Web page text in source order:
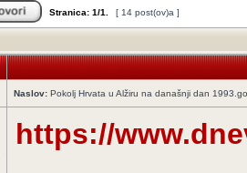
Stranica: 1/1 [ 14 post(ov)a ]
Naslov: Pokolj Hrvata u Alžiru na današnji dan
https://